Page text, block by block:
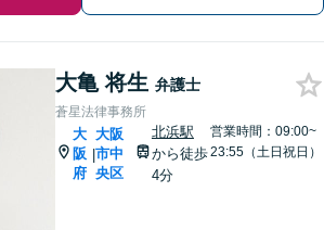
大亀 将生 弁護士
蒼星法律事務所
大
阪
府
|
大阪
市中
央区
北浜駅
から徒歩
4分
営業時間：09:00~
23:55（土日祝日）